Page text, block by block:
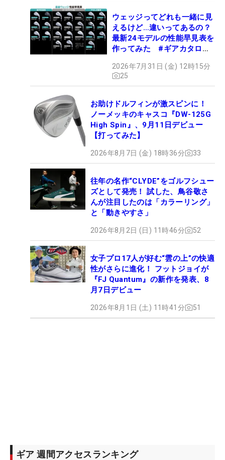
ウェッジってどれも一緒に見
えるけど…違いってあるの？
最新24モデルの性能早見表を
作ってみた #ギアカタログ
2026年7月31日 (金) 12時15分
25
お助けドルフィンが激スピンに！
ノーメッキのキャスコ『DW-125G
High Spin』、9月11日デビュー
【打ってみた】
2026年8月7日 (金) 18時36分 33
往年の名作“CLYDE”をゴルフシュー
ズとして発売！ 試した、鳥谷敬さ
んが注目したのは「カラーリング」
と「動きやすさ」
2026年8月2日 (日) 11時46分 52
女子プロ17人が好む“雲の上”の快適
性がさらに進化！ フットジョイが
『FJ Quantum』の新作を発表、8
月7日デビュー
2026年8月1日 (土) 11時41分 51
ギア 週間アクセスランキング